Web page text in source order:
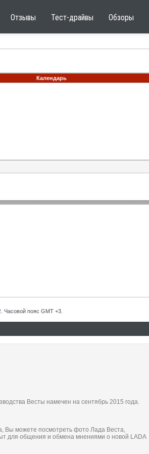
Отзывы Тест-драйвы Обзоры
Календарь
. Часовой пояс GMT +3.
Весты намечен на сентябрь 2015 года.
Вы можете посмотреть фото Лада Веста,
для общения и обмена мнениями о новой LADA